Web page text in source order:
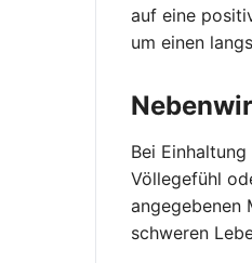
auf eine
um einen
Bei
Völlegefühl
angegebenen
schweren